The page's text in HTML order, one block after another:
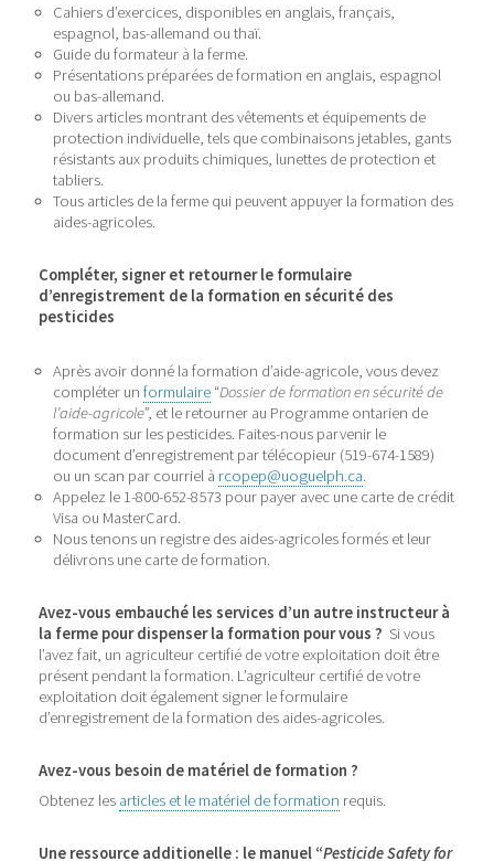
Cahiers d’exercices, disponibles en anglais, français,
espagnol, bas-allemand ou thaï.
Guide du formateur à la ferme.
Présentations préparées de formation en anglais, espagnol
ou bas-allemand.
Divers articles montrant des vêtements et équipements de
protection individuelle, tels que combinaisons jetables, gants
résistants aux produits chimiques, lunettes de protection et
tabliers.
Tous articles de la ferme qui peuvent appuyer la formation des
aides-agricoles.
Compléter, signer et retourner le formulaire
d’enregistrement de la formation en sécurité des
pesticides
Après avoir donné la formation d’aide-agricole, vous devez
compléter unformulaire “Dossier de formation en sécurité de
l’aide-agricole”, et le retourner au Programme ontarien de
formation sur les pesticides. Faites-nous parvenir le
document d’enregistrement par télécopieur (519-674-1589)
ou un scan par courriel à rcopep@uoguelph.ca.
Appelez le 1-800-652-8573 pour payer avec une carte de crédit
Visa ou MasterCard.
Nous tenons un registre des aides-agricoles formés et leur
délivrons une carte de formation.
Avez-vous embauché les services d’un autre instructeur à
la ferme pour dispenser la formation pour vous ? Si vous
l’avez fait, un agriculteur certifié de votre exploitation doit être
présent pendant la formation. L’agriculteur certifié de votre
exploitation doit également signer le formulaire
d’enregistrement de la formation des aides-agricoles.
Avez-vous besoin de matériel de formation ?
Obtenez les articles et le matériel de formation requis.
Une ressource additionelle : le manuel “Pesticide Safety for